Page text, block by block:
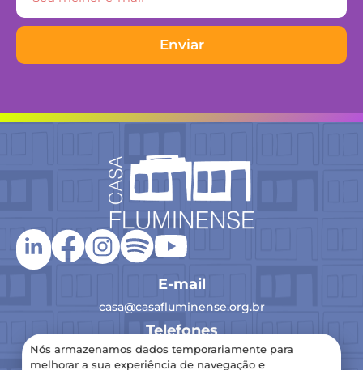
Enviar
E-mail
casa@casafluminense.org.br
Telefones
(21) 2516-0193
Nós armazenamos dados temporariamente para
melhorar a sua experiência de navegação e